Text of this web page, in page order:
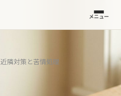
メニュー
近隣対策と苦情処理